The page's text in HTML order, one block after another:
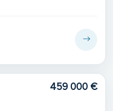
459 000 €